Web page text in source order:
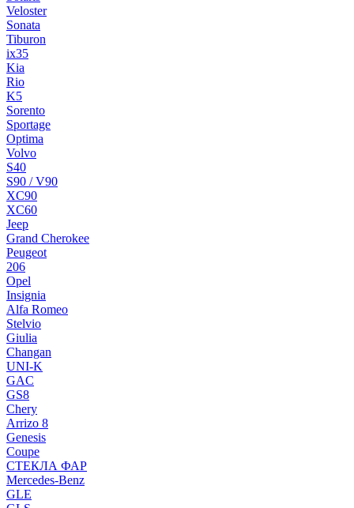
Veloster
Sonata
Tiburon
ix35
Kia
Rio
K5
Sorento
Sportage
Optima
Volvo
S40
S90 / V90
XC90
XC60
Jeep
Grand Cherokee
Peugeot
206
Opel
Insignia
Alfa Romeo
Stelvio
Giulia
Changan
UNI-K
GAC
GS8
Chery
Arrizo 8
Genesis
Coupe
СТЕКЛА ФАР
Mercedes-Benz
GLE